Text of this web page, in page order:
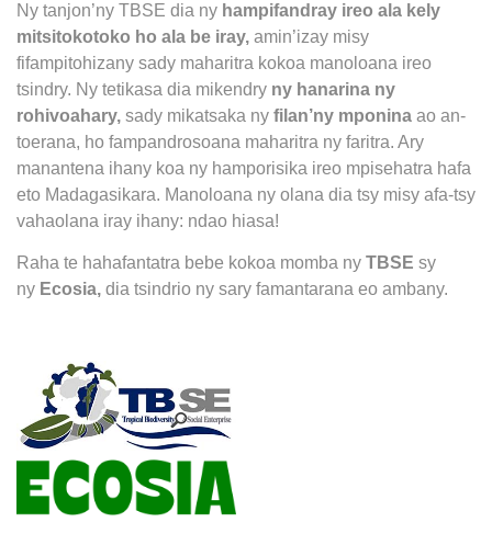
Ny tanjon’ny TBSE dia ny hampifandray ireo ala kely
mitsitokotoko ho ala be iray, amin’izay misy
fifampitohizany sady maharitra kokoa manoloana ireo
tsindry. Ny tetikasa dia mikendry ny hanarina ny
rohivoahary, sady mikatsaka ny filan’ny mponina ao an-
toerana, ho fampandrosoana maharitra ny faritra. Ary
manantena ihany koa ny hamporisika ireo mpisehatra hafa
eto Madagasikara. Manoloana ny olana dia tsy misy afa-tsy
vahaolana iray ihany: ndao hiasa!
Raha te hahafantatra bebe kokoa momba ny TBSE sy
ny Ecosia, dia tsindrio ny sary famantarana eo ambany.